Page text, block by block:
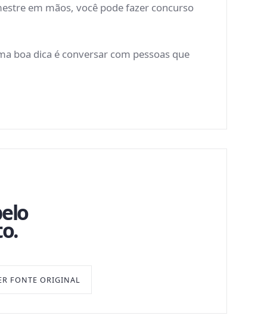
em mãos, você pode fazer concurso
boa dica é conversar com pessoas que
FONTE ORIGINAL